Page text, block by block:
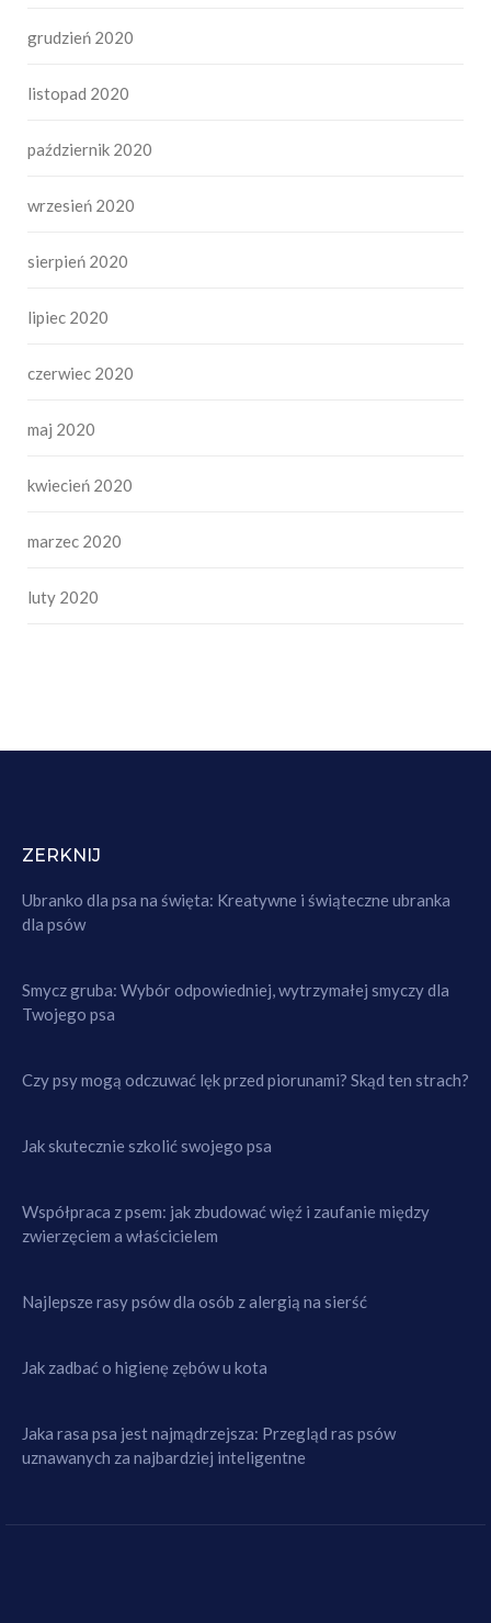
grudzień 2020
listopad 2020
październik 2020
wrzesień 2020
sierpień 2020
lipiec 2020
czerwiec 2020
maj 2020
kwiecień 2020
marzec 2020
luty 2020
ZERKNIJ
Ubranko dla psa na święta: Kreatywne i świąteczne ubranka
dla psów
Smycz gruba: Wybór odpowiedniej, wytrzymałej smyczy dla
Twojego psa
Czy psy mogą odczuwać lęk przed piorunami? Skąd ten strach?
Jak skutecznie szkolić swojego psa
Współpraca z psem: jak zbudować więź i zaufanie między
zwierzęciem a właścicielem
Najlepsze rasy psów dla osób z alergią na sierść
Jak zadbać o higienę zębów u kota
Jaka rasa psa jest najmądrzejsza: Przegląd ras psów
uznawanych za najbardziej inteligentne